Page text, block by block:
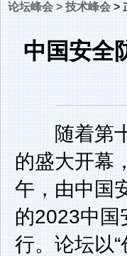
论坛峰会 > 技术峰会 >
中国安全
随着第十
的盛大开幕
午，由中国
的2023中国
行。论坛以